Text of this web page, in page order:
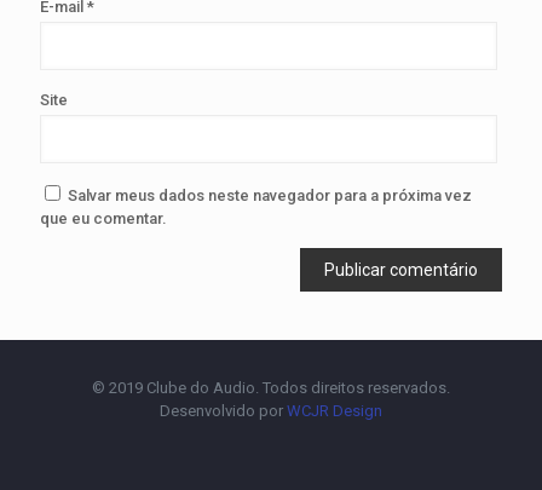
E-mail *
Site
Salvar meus dados neste navegador para a próxima vez
que eu comentar.
© 2019 Clube do Audio. Todos direitos reservados.
Desenvolvido por WCJR Design